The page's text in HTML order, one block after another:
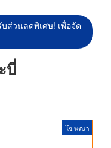
ส่วนลดพิเศษ! เพื่อจัด
บี่
โฆษณา